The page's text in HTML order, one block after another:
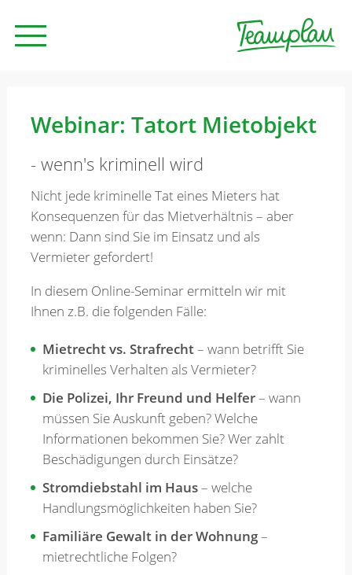
Beratung
Unternehmen
Merkzettel
Newsletter
Webinar: Tatort Mietobjekt
- wenn's kriminell wird
Nicht jede kriminelle Tat eines Mieters hat
Konsequenzen für das Mietverhältnis – aber
wenn: Dann sind Sie im Einsatz und als
Vermieter gefordert!
In diesem Online-Seminar ermitteln wir mit
Ihnen z.B. die folgenden Fälle:
Mietrecht vs. Strafrecht– wann betrifft Sie
kriminelles Verhalten als Vermieter?
Die Polizei, Ihr Freund und Helfer– wann
müssen Sie Auskunft geben? Welche
Informationen bekommen Sie? Wer zahlt
Beschädigungen durch Einsätze?
Stromdiebstahl im Haus– welche
Handlungsmöglichkeiten haben Sie?
Familiäre Gewalt in der Wohnung–
mietrechtliche Folgen?